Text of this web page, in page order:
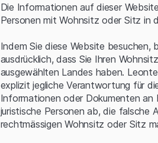
Die Informationen auf dieser
Personen mit Wohnsitz oder Sitz in
Indem Sie diese Website besuchen,
ausdrücklich, dass Sie Ihren
ausgewählten Landes haben.
explizit jegliche Verantwortung für
Informationen oder Dokumenten an
juristische Personen ab, die falsche
rechtmässigen Wohnsitz oder Sitz